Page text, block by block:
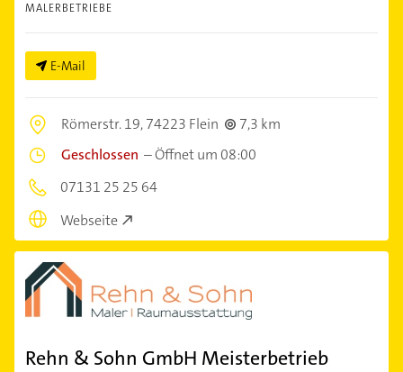
MALERBETRIEBE
E-Mail
Römerstr. 19,74223 Flein
7,3 km
Geschlossen –Öffnet um 08:00
07131 25 25 64
Webseite
Rehn & Sohn GmbH Meisterbetrieb